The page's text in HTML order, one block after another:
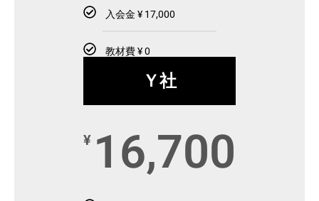
入会金 ¥ 17,000
教材費 ¥ 0
Ｙ社
¥ 16,700